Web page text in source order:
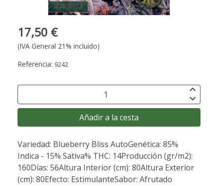
17,50 €
(IVA General 21% incluido)
Referencia: 9242
Añadir a la cesta
Variedad: Blueberry Bliss AutoGenética: 85%
Indica - 15% Sativa% THC: 14Producción (gr/m2):
160Días: 56Altura Interior (cm): 80Altura Exterior
(cm): 80Efecto: EstimulanteSabor: Afrutado